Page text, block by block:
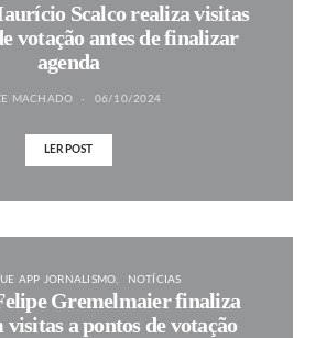
Scalco realiza visitas
votação antes de finalizar
agenda
MACHADO 06/10/2024
LER POST
APP JORNALISMO NOTÍCIAS
Gremelmaier finaliza
visitas a pontos de votação